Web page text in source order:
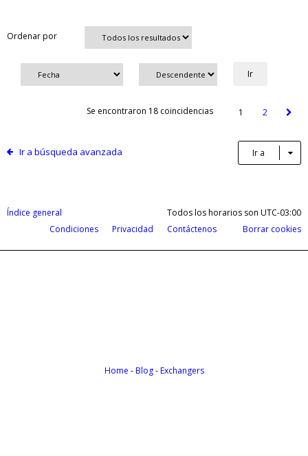
Ordenar por
Se encontraron 18 coincidencias 1 2
Ir a búsqueda avanzada Ir a
Índice general Todos los horarios son UTC-03:00
Borrar cookies
Contáctenos
Privacidad
Condiciones
Home -Blog-Exchangers